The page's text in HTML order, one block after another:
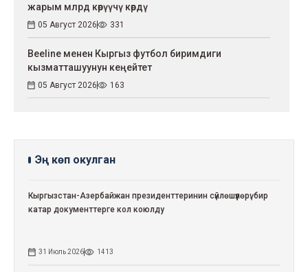
жарым млрд көрүүчү көрдү
05 Август 2026 331
Beeline менен Кыргыз футбол биримдиги
кызматташуунун кеңейтет
05 Август 2026 163
Эң көп окулган
Кыргызстан-Азербайжан президенттеринин сүйлөшүүлөрү: бир
катар документтерге кол коюлду
31 Июль 2026 1413